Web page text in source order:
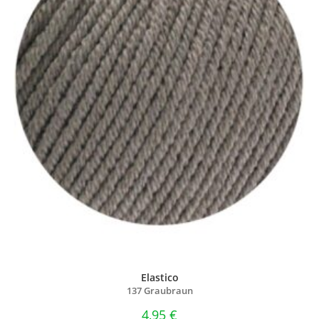
Elastico
137 Graubraun
4,95 €